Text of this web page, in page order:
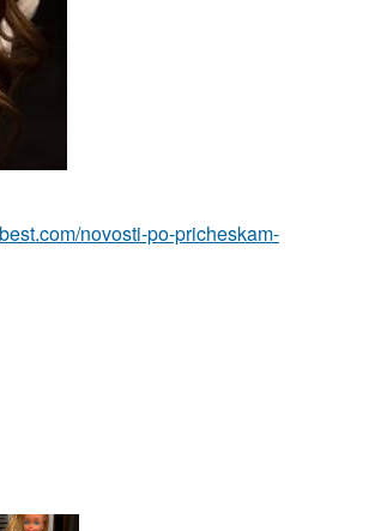
novosti-po-pricheskam-